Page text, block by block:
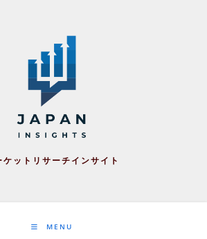
ケットリサーチインサイト
MENU